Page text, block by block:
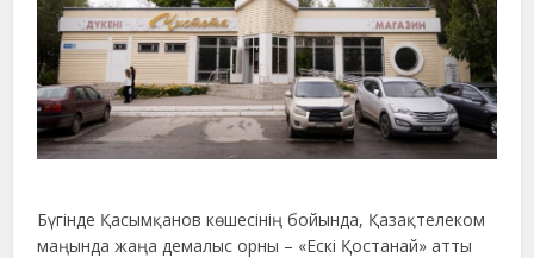
Бүгінде Қасымқанов көшесінің бойында, Қазақтелеком
маңында жаңа демалыс орны – «Ескі Қостанай» атты